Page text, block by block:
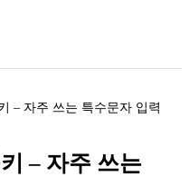
– 자주 쓰는 특수문자 입력
– 자주 쓰는